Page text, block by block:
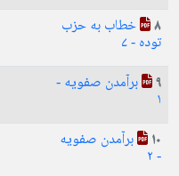
8 خطاب به حزب
توده - ۷
9 برآمدن صفویه -
۱
10 برآمدن صفویه
- ۲